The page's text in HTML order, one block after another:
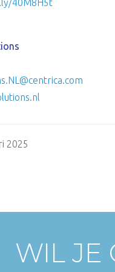
40M8H5t
2025
WIL JE